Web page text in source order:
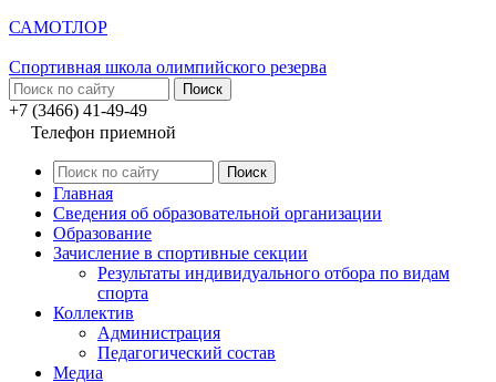
САМОТЛОР
Спортивная школа олимпийского резерва
+7 (3466) 41-49-49
Телефон приемной
Главная
Сведения об образовательной организации
Образование
Зачисление в спортивные секции
Результаты индивидуального отбора по видам
спорта
Коллектив
Администрация
Педагогический состав
Медиа